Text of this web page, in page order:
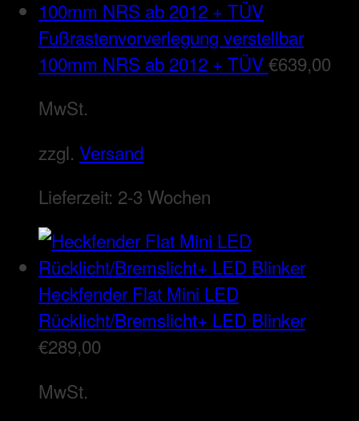
Fußrastenvorverlegung verstellbar
100mm NRS ab 2012 + TÜV€639,00
MwSt.
zzgl. Versand
Lieferzeit: 2-3 Wochen
Heckfender Flat Mini LED
Rücklicht/Bremslicht+ LED Blinker
€289,00
MwSt.